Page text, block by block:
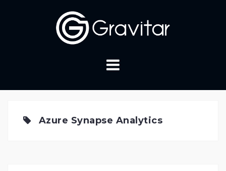
Azure Synapse Analytics